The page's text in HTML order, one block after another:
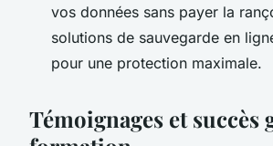
vos données sans payer la
solutions de sauvegarde en
pour une protection maximale.
Témoignages et succès